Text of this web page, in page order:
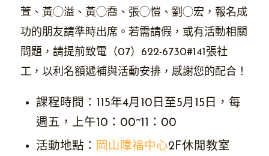
萱、黃◯溢、黃◯喬、張◯愷、劉◯宏，報名成
功的朋友請準時出席。若需請假，或有活動相關
問題，請提前致電（07）622-6730#141張社
工，以利名額遞補與活動安排，感謝您的配合！
課程時間：115年4月10日至5月15日，每
週五，上午10：00~11：00
活動地點： 岡山障福中心2F休閒教室